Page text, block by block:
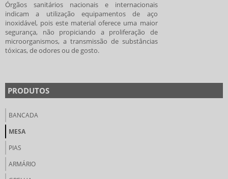
Órgãos sanitários nacionais e internacionais
indicam a utilização equipamentos de aço
inoxidável, pois este material oferece uma maior
segurança, não propiciando a proliferação de
microorganismos, a transmissão de substâncias
tóxicas, de odores ou de gosto.
PRODUTOS
BANCADA
MESA
PIAS
ARMÁRIO